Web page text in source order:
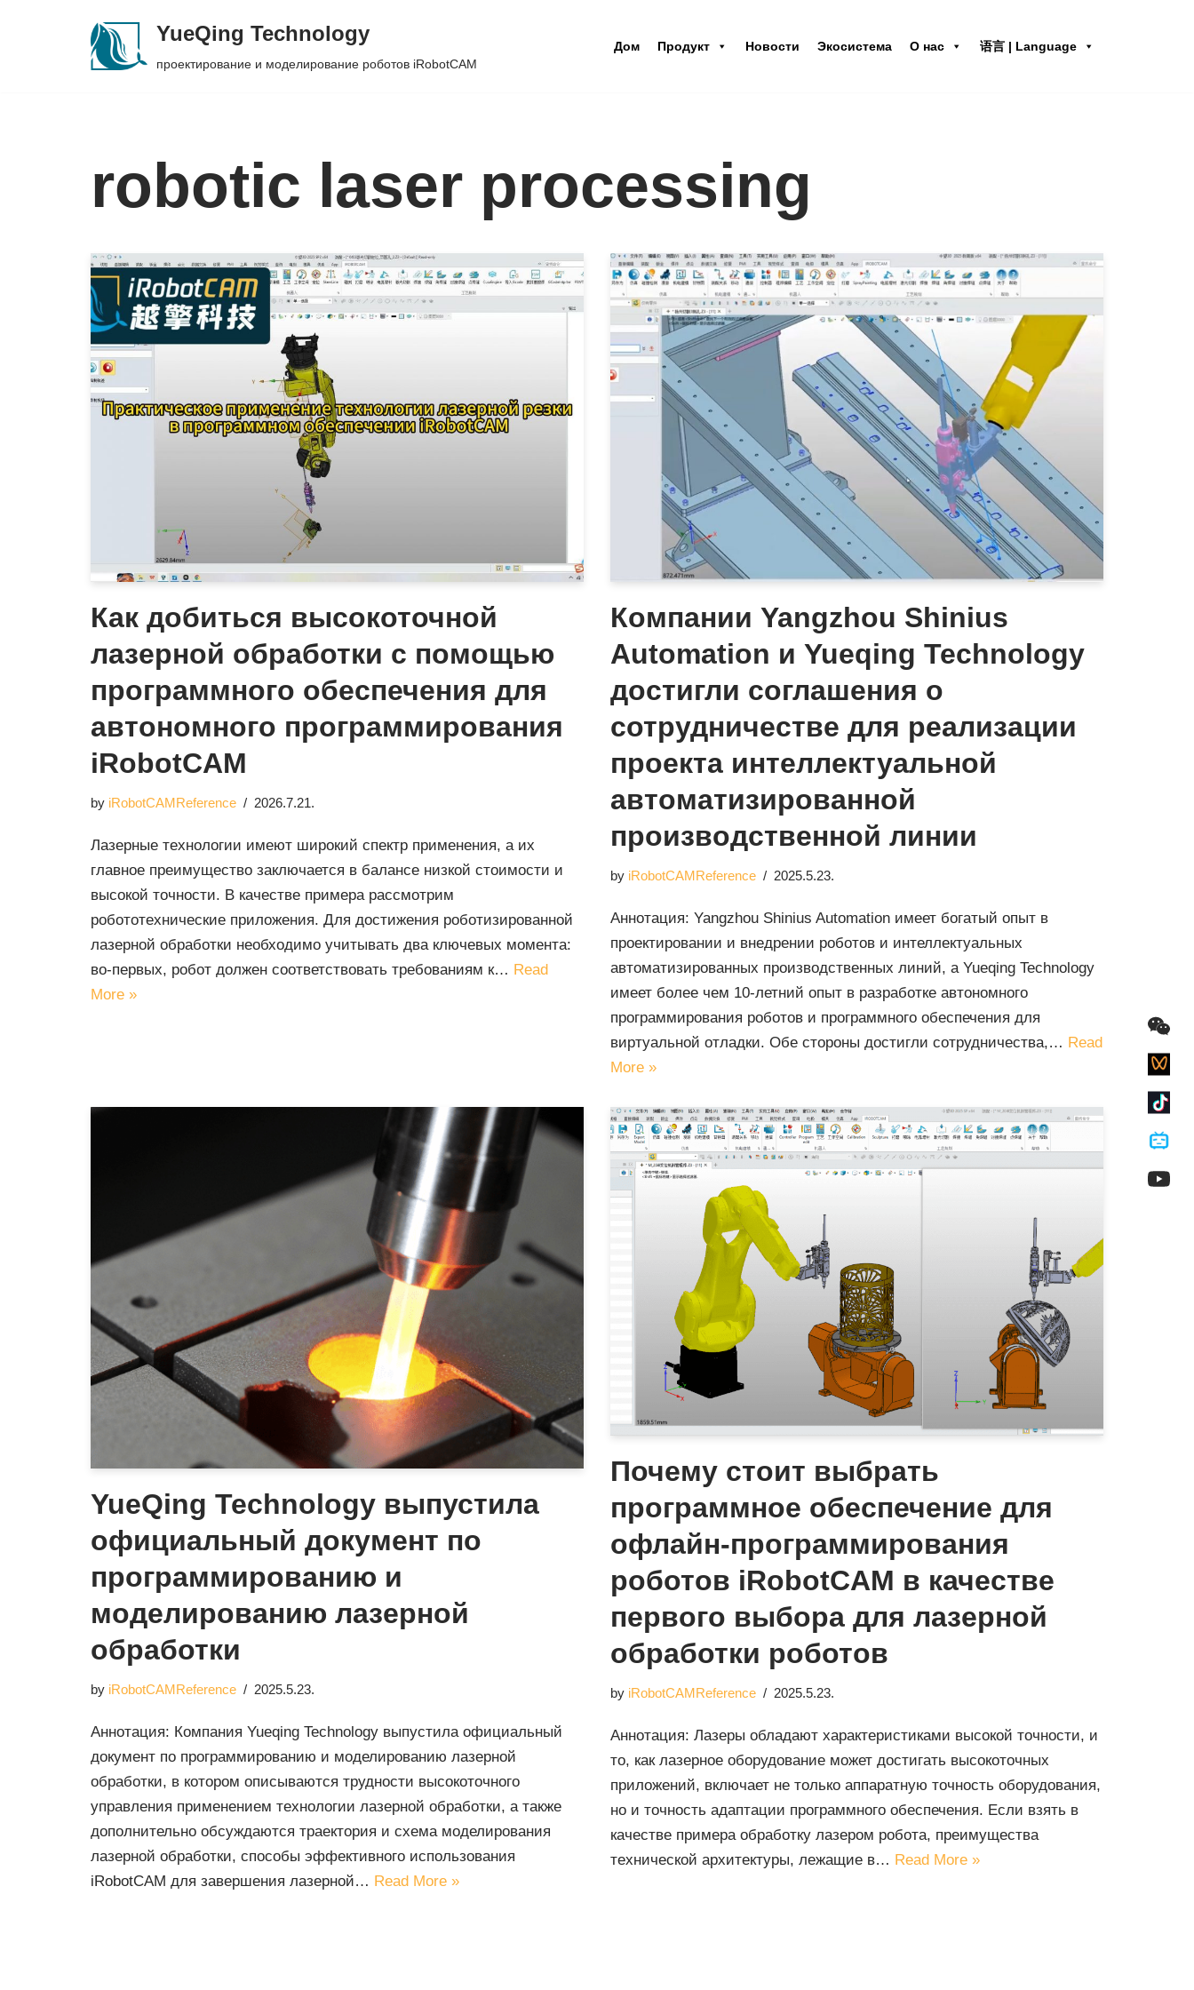
YueQing Technology
проектирование и моделирование роботов iRobotCAM
Дом Продукт Новости Экосистема О нас 语言 | Language
robotic laser processing
Как добиться высокоточной
лазерной обработки с помощью
программного обеспечения для
автономного программирования
iRobotCAM
by iRobotCAMReference 2026.7.21.
Лазерные технологии имеют широкий спектр применения, а их
главное преимущество заключается в балансе низкой стоимости и
высокой точности. В качестве примера рассмотрим
робототехнические приложения. Для достижения роботизированной
лазерной обработки необходимо учитывать два ключевых момента:
во-первых, робот должен соответствовать требованиям к… Read
More »
Компании Yangzhou Shinius
Automation и Yueqing Technology
достигли соглашения о
сотрудничестве для реализации
проекта интеллектуальной
автоматизированной
производственной линии
by iRobotCAMReference 2025.5.23.
Аннотация: Yangzhou Shinius Automation имеет богатый опыт в
проектировании и внедрении роботов и интеллектуальных
автоматизированных производственных линий, а Yueqing Technology
имеет более чем 10-летний опыт в разработке автономного
программирования роботов и программного обеспечения для
виртуальной отладки. Обе стороны достигли сотрудничества,… Read
More »
YueQing Technology выпустила
официальный документ по
программированию и
моделированию лазерной
обработки
by iRobotCAMReference 2025.5.23.
Аннотация: Компания Yueqing Technology выпустила официальный
документ по программированию и моделированию лазерной
обработки, в котором описываются трудности высокоточного
управления применением технологии лазерной обработки, а также
дополнительно обсуждаются траектория и схема моделирования
лазерной обработки, способы эффективного использования
iRobotCAM для завершения лазерной… Read More »
Почему стоит выбрать
программное обеспечение для
офлайн-программирования
роботов iRobotCAM в качестве
первого выбора для лазерной
обработки роботов
by iRobotCAMReference 2025.5.23.
Аннотация: Лазеры обладают характеристиками высокой точности, и
то, как лазерное оборудование может достигать высокоточных
приложений, включает не только аппаратную точность оборудования,
но и точность адаптации программного обеспечения. Если взять в
качестве примера обработку лазером робота, преимущества
технической архитектуры, лежащие в… Read More »